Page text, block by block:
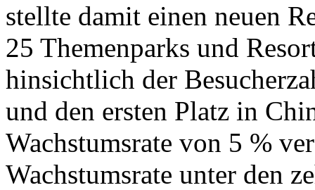
stellte damit einen neuen
25 Themenparks und
hinsichtlich der
und den ersten Platz in
Wachstumsrate von 5 %
Wachstumsrate unter den